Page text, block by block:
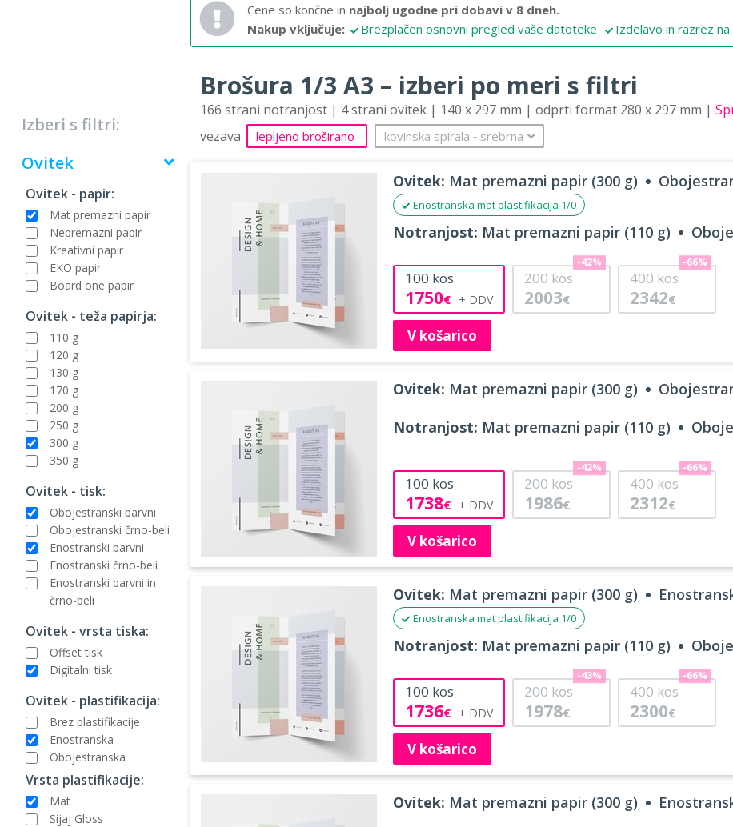
Izberi s filtri:
Ovitek
Ovitek - papir:
Mat premazni papir
Nepremazni papir
Kreativni papir
EKO papir
Board one papir
Ovitek - teža papirja:
110 g
120 g
130 g
170 g
200 g
250 g
300 g
350 g
Ovitek - tisk:
Obojestranski barvni
Obojestranski črno-beli
Enostranski barvni
Enostranski črno-beli
Enostranski barvni in
črno-beli
Ovitek - vrsta tiska:
Offset tisk
Digitalni tisk
Ovitek - plastifikacija:
Brez plastifikacije
Enostranska
Obojestranska
Vrsta plastifikacije:
Mat
Sijaj Gloss
Cene so končne in najbolj ugodne pri dobavi v 8 dneh.
Nakup vključuje:
Brezplačen osnovni pregled vaše datoteke Izdelavo in razrez
Brošura 1/3 A3 – izberi po meri s filtri
166 strani notranjost | 4 strani ovitek | 140 x 297 mm | odprti format 280 x 297 mm |
vezava
lepljeno broširano kovinska spirala ‐ srebrna
Ovitek: Mat premazni papir (300 g)
Enostranska mat plastifikacija 1/0
Notranjost: Mat premazni papir (110 g)
100 kos
1750€
200 kos
2003€
-42%
400 kos
2342€
-66%
V košarico
Ovitek: Mat premazni papir (300 g)
Notranjost: Mat premazni papir (110 g)
100 kos
1738€
200 kos
1986€
-42%
400 kos
2312€
-66%
V košarico
Ovitek: Mat premazni papir (300 g)
Enostranska mat plastifikacija 1/0
Notranjost: Mat premazni papir (110 g)
100 kos
1736€
200 kos
1978€
-43%
400 kos
2300€
-66%
V košarico
Ovitek: Mat premazni papir (300 g)